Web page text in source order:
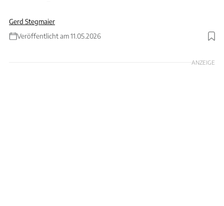
Gerd Stegmaier
Veröffentlicht am 11.05.2026
Foto: KI generiert
ANZEIGE